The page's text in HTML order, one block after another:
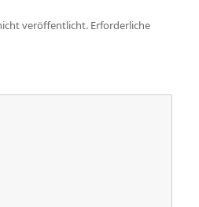
veröffentlicht. Erforderliche